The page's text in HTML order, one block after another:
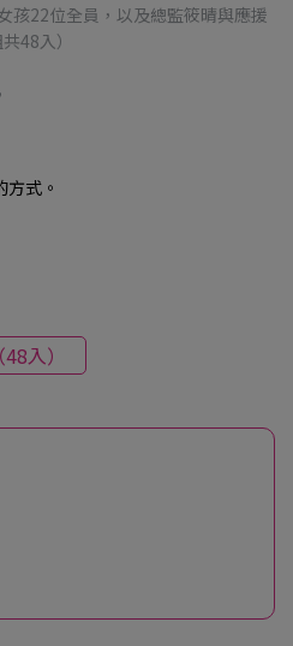
孩22位全員，以及總監筱晴與應援
48入）
式。
入）